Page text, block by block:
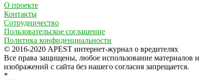
О проекте
Контакты
Сотрудничество
Пользовательское соглашение
Политика конфиденциальности
© 2016-2020 APEST интернет-журнал о вредителях
Все права защищены, любое использование материалов и
изображений с сайта без нашего согласия запрещается.
*